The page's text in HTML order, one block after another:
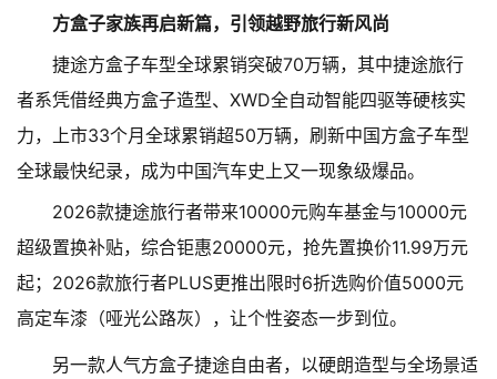
方盒子家族再启新篇，引领越野旅行新风尚
捷途方盒子车型全球累销突破70万辆，其中捷途旅行
者系凭借经典方盒子造型、XWD全自动智能四驱等硬核实
力，上市33个月全球累销超50万辆，刷新中国方盒子车型
全球最快纪录，成为中国汽车史上又一现象级爆品。
2026款捷途旅行者带来10000元购车基金与10000元
超级置换补贴，综合钜惠20000元，抢先置换价11.99万元
起；2026款旅行者PLUS更推出限时6折选购价值5000元
高定车漆（哑光公路灰），让个性姿态一步到位。
另一款人气方盒子捷途自由者，以硬朗造型与全场景适